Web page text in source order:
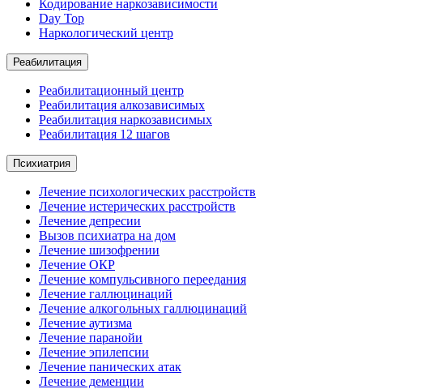
Кодирование наркозависимости
Day Top
Наркологический центр
Реабилитация
Реабилитационный центр
Реабилитация алкозависимых
Реабилитация наркозависимых
Реабилитация 12 шагов
Психиатрия
Лечение психологических расстройств
Лечение истерических расстройств
Лечение депресии
Вызов психиатра на дом
Лечение шизофрении
Лечение ОКР
Лечение компульсивного переедания
Лечение галлюцинаций
Лечение алкогольных галлюцинаций
Лечение аутизма
Лечение паранойи
Лечение эпилепсии
Лечение панических атак
Лечение деменции